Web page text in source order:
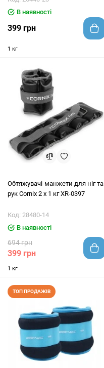
В наявності
399 грн
1 кг
Обтяжувачі-манжети для ніг та
рук Cornix 2 x 1 кг XR-0397
Код: 28480-14
В наявності
694 грн
399 грн
1 кг
ТОП ПРОДАЖІВ